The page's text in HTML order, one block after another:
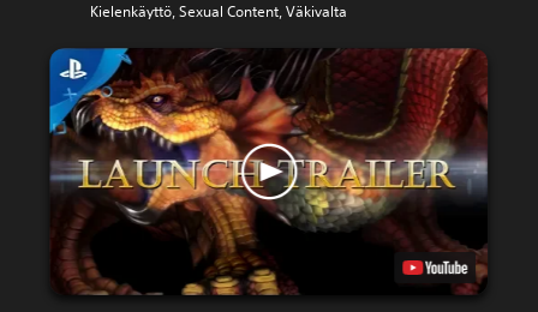
Kielenkäyttö, Sexual Content, Väkivalta